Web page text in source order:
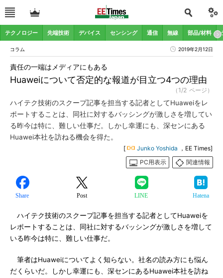
テクノロジー 先端技術 デバイス センシング 通信 無線 部品/材料
コラム 2019年2月12日
Huaweiについて否定的な報道が目立つ4つの理由
責任の一端はメディアにもある
（1/2 ページ）
ハイテク技術のスクープ記事を担当する記者としてHuaweiをレ
ポートすることは、同社に対するバッシングが激しさを増してい
る昨今は特に、難しい仕事だ。しかし幸運にも、深センにある
Huawei本社を訪ねる機会を得た。
[ Junko Yoshida ，EE Times]
PC用表示
関連情報
Share Post LINE Hatena
ハイテク技術のスクープ記事を担当する記者としてHuaweiを
レポートすることは、同社に対するバッシングが激しさを増して
いる昨今は特に、難しい仕事だ。
筆者はHuaweiについてよく知らない。社名の読み方にも悩ん
だくらいだ。しかし幸運にも、深センにあるHuawei本社を訪ね